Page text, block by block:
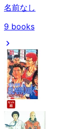
名前なし
9 books